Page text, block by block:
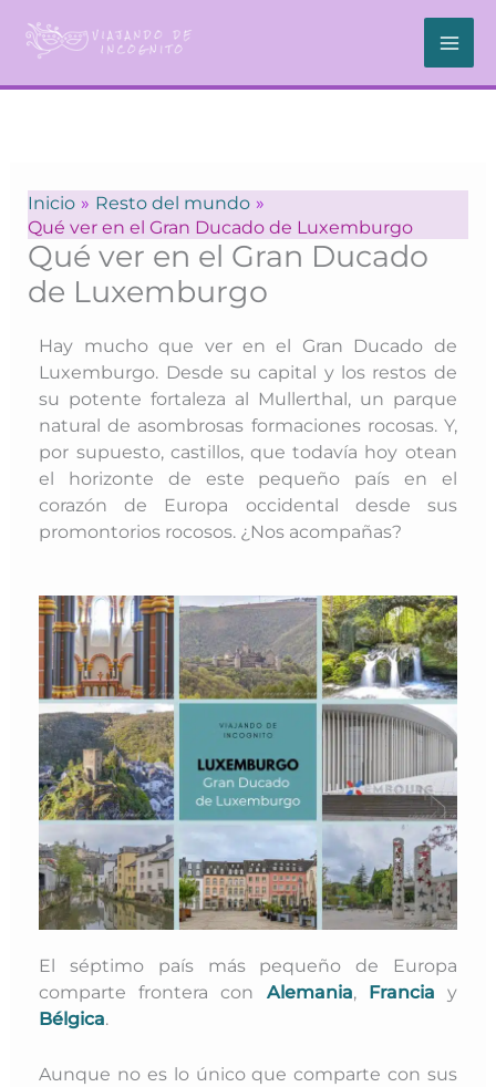
contenido
Inicio
Resto del mundo
Qué ver en el Gran Ducado de Luxemburgo
Qué ver en el Gran Ducado
de Luxemburgo
Hay mucho que ver en el Gran Ducado de
Luxemburgo. Desde su capital y los restos de
su potente fortaleza al Mullerthal, un parque
natural de asombrosas formaciones rocosas. Y,
por supuesto, castillos, que todavía hoy otean
el horizonte de este pequeño país en el
corazón de Europa occidental desde sus
promontorios rocosos. ¿Nos acompañas?
El séptimo país más pequeño de Europa
comparte frontera con Alemania, Francia y
Bélgica.
Aunque no es lo único que comparte con sus